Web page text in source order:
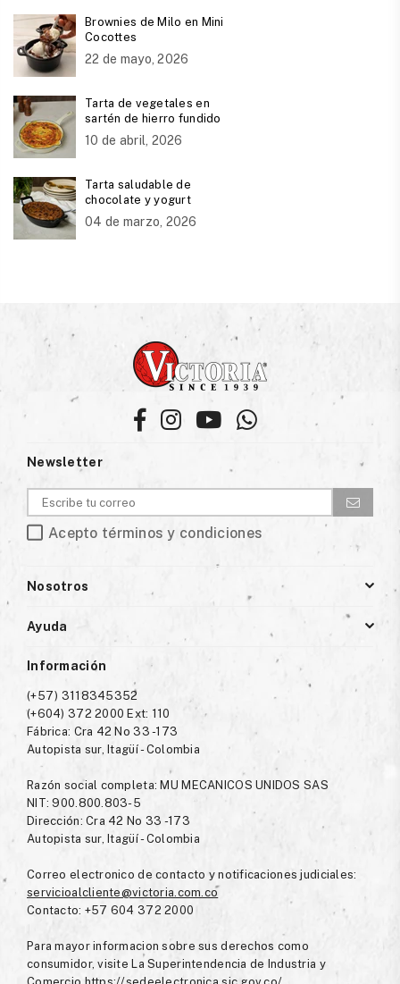
Brownies de Milo en Mini
Cocottes
22 de mayo, 2026
Tarta de vegetales en
sartén de hierro fundido
10 de abril, 2026
Tarta saludable de
chocolate y yogurt
04 de marzo, 2026
FacebookInstagramYouTubeWhatsapp
Newsletter
Acepto términos y condiciones
Nosotros
Ayuda
Información
(+57) 3118345352
(+604) 372 2000 Ext: 110
Fábrica: Cra 42 No 33 -173
Autopista sur, Itagüí - Colombia
Razón social completa: MU MECANICOS UNIDOS SAS
NIT: 900.800.803-5
Dirección: Cra 42 No 33 -173
Autopista sur, Itagüí - Colombia
Correo electronico de contacto y notificaciones judiciales:
servicioalcliente@victoria.com.co
Contacto: +57 604 372 2000
Para mayor informacion sobre sus derechos como
consumidor, visite La Superintendencia de Industria y